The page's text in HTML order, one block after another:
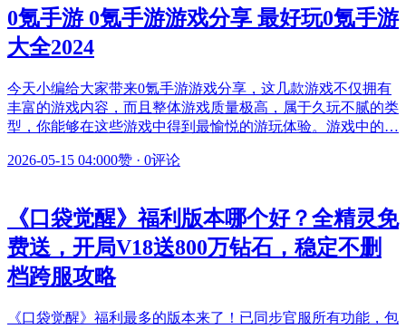
0氪手游 0氪手游游戏分享 最好玩0氪手游
大全2024
今天小编给大家带来0氪手游游戏分享，这几款游戏不仅拥有
丰富的游戏内容，而且整体游戏质量极高，属于久玩不腻的类
型，你能够在这些游戏中得到最愉悦的游玩体验。游戏中的…
2026-05-15 04:000赞 · 0评论
《口袋觉醒》福利版本哪个好？全精灵免
费送，开局V18送800万钻石，稳定不删
档跨服攻略
《口袋觉醒》福利最多的版本来了！已同步官服所有功能，包